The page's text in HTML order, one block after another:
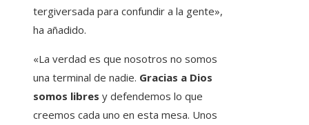
tergiversada para confundir a la gente»,
ha añadido.
«La verdad es que nosotros no somos
una terminal de nadie. Gracias a Dios
somos libres y defendemos lo que
creemos cada uno en esta mesa. Unos